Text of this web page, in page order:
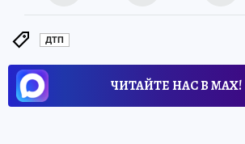
ДТП
ЧИТАЙТЕ НАС В МАХ!